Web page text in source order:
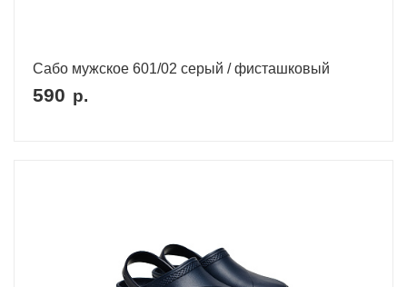
Сабо мужское 601/02 серый / фисташковый
590 р.